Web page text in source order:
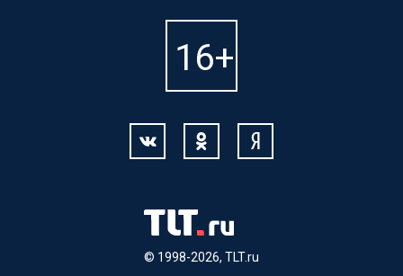
© 1998-2026, TLT.ru